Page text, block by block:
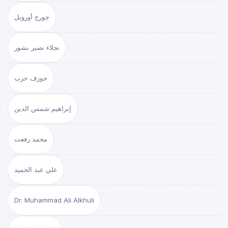
جورج أورويل
نجلاء نصير بشور
جوزف حرب
إبراهيم شمس الدين
محمد رفعت
علي عبد الحميد
Dr. Muhammad Ali Alkhuli